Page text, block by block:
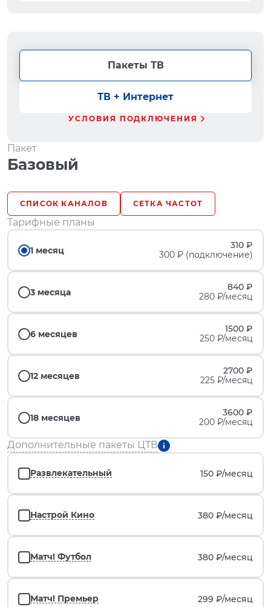
Пакеты ТВ
ТВ + Интернет
УСЛОВИЯ ПОДКЛЮЧЕНИЯ
Пакет
Базовый
СПИСОК КАНАЛОВ СЕТКА ЧАСТОТ
Тарифные планы
1 месяц
310 ₽
300 ₽ (подключение)
3 месяца
840 ₽
280 ₽/месяц
6 месяцев
1500 ₽
250 ₽/месяц
12 месяцев
2700 ₽
225 ₽/месяц
18 месяцев
3600 ₽
200 ₽/месяц
Дополнительные пакеты ЦТВ
Развлекательный 150 ₽/месяц
Настрой Кино 380 ₽/месяц
Матч! Футбол 380 ₽/месяц
Матч! Премьер 299 ₽/месяц